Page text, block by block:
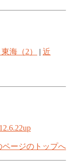
海（2） | 近
ージのトップへ